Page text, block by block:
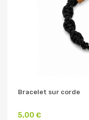
Bracelet sur corde
5,00 €